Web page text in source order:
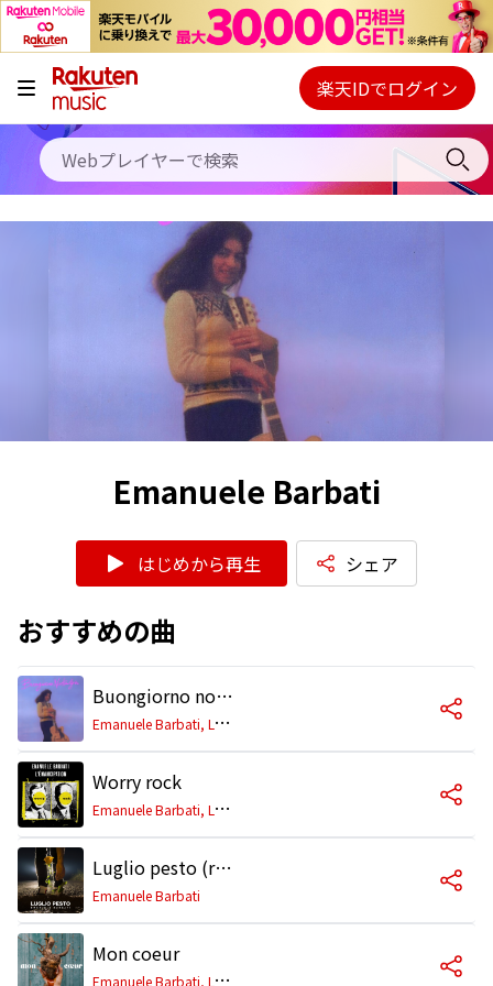
キャンペーン
料金プラン
使い方
初回30日間無料お試し
Webプレイヤー
ご契約内容の確認・変更
楽天IDでログイン
Emanuele Barbati
はじめから再生 シェア
おすすめの曲
Buongiorno nostalgia
E
manuele Barbati, L'Émancipation
Worry rock
E
manuele Barbati, L'Émancipation
Luglio pesto (remastered)
Emanuele Barbati
Mon coeur
E
manuele Barbati, L'Émancipation